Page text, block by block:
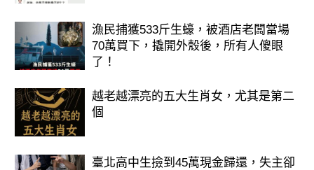
漁民捕獲533斤生蠔，被酒店老闆當場
70萬買下，撬開外殼後，所有人傻眼
了！
越老越漂亮的五大生肖女，尤其是第二
個
臺北高中生撿到45萬現金歸還，失主卻